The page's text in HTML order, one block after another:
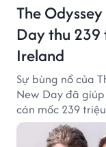
The
Day thu 239
Ireland
Sự bùng nổ của
New Day đã
cán mốc 239
ngoái.